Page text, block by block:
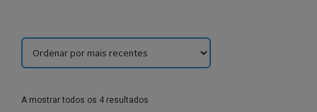
A mostrar todos os 4 resultados